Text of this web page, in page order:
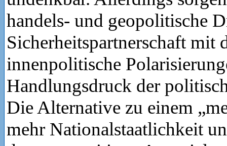
handels- und geopolitische
Sicherheitspartnerschaft mit
innenpolitische
Handlungsdruck der
Die Alternative zu einem
mehr Nationalstaatlichkeit